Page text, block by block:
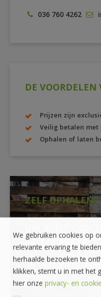
036 760 4262
DE
Prijzen zijn
Veilig betalen met
Ophalen of laten
ZELF OPHALEN?
UW KUNT OOK
PALLET PLAZA
*Afhalen alleen
webshop
We gebruiken cookies op
relevante ervaring te
herhaalde bezoeken te
klikken, stemt u in met het
hier onze privacy- en